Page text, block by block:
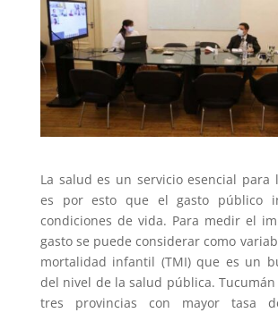
La salud es un servicio esencial para
es por esto que el gasto público
condiciones de vida. Para medir el
gasto se puede considerar como
mortalidad infantil (TMI) que es un
del nivel de la salud pública.
tres provincias con mayor tasa